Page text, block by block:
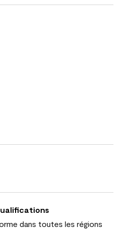
dans toutes les régions